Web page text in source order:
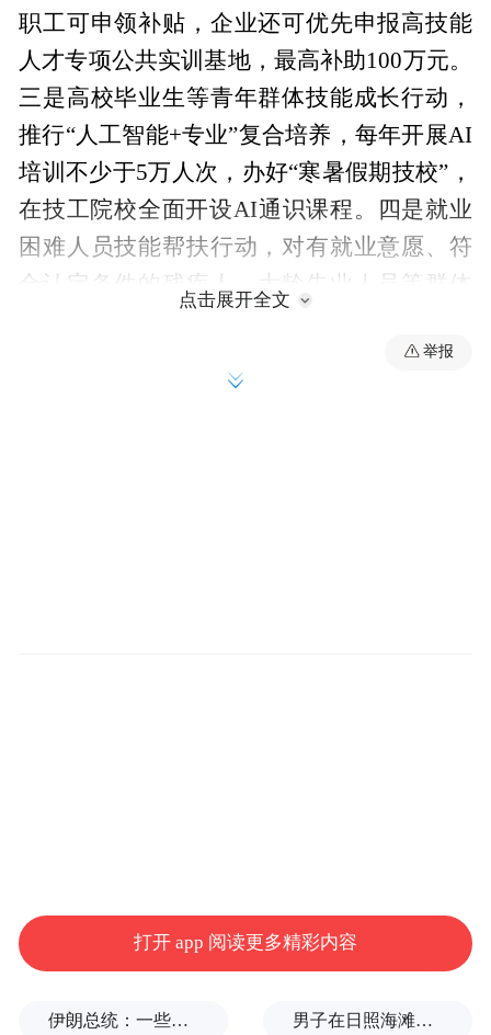
职工可申领补贴，企业还可优先申报高技能
人才专项公共实训基地，最高补助100万元。
三是高校毕业生等青年群体技能成长行动，
推行“人工智能+专业”复合培养，每年开展AI
培训不少于5万人次，办好“寒暑假期技校”，
在技工院校全面开设AI通识课程。四是就业
困难人员技能帮扶行动，对有就业意愿、符
合认定条件的残疾人、大龄失业人员等群体
服、智能终端运维辅助、数据标注与审核等
实用技能，配套开展职业指导、岗位推荐等
点击展开全文
举报
打开 app 阅读更多精彩内容
伊朗总统：一些人认为美欧会出现通货膨胀，伊朗不会，我无法理解 男子在日照海滩被沙蜇蜇伤，5小时后被紧急送医抢救，景区：偶发事件